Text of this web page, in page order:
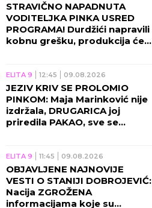
STRAVIČNO NAPADNUTA
VODITELJKA PINKA USRED
PROGRAMA! Durdžići napravili
kobnu grešku, produkcija će
ELITA 9 12:45 09.08.2026
JEZIV KRIV SE PROLOMIO
PINKOM: Maja Marinković nije
izdržala, DRUGARICA joj
priredila PAKAO, sve se
ELITA 9 11:45 09.08.2026
OBJAVLJENE NAJNOVIJE
VESTI O STANIJI DOBROJEVIĆ:
Nacija ZGROŽENA
informacijama koje su